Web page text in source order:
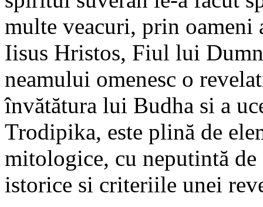
multe veacuri, prin oameni
Iisus Hristos, Fiul lui
neamului omenesc o
învătătura lui Budha si a
Trodipika, este plină de
mitologice, cu neputintă
istorice si criteriile unei